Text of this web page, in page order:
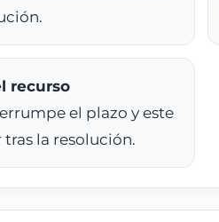
recurso
el plazo y este
la resolución.